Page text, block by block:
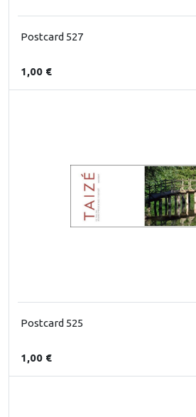
Postcard 527
1,00 €
Postcard 525
1,00 €